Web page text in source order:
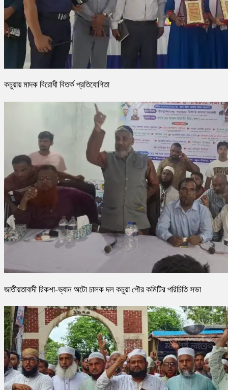
কচুয়ায় মাদক বিরোধী বিতর্ক প্রতিযোগিতা
জাতীয়তাবাদী রিকশা-ভ্যান অটো চালক দল কচুয়া পৌর কমিটির পরিচিতি সভা